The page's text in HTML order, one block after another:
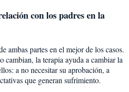
con los padres en la
ambas partes en el mejor de los casos.
cambian, la terapia ayuda a cambiar la
a no necesitar su aprobación, a
que generan sufrimiento.